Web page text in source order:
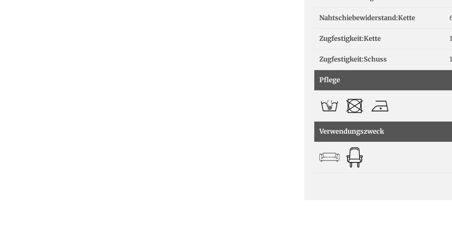
Nahtschiebewiderstand:Kette
Zugfestigkeit:Kette
Zugfestigkeit:Schuss
Pflege
Verwendungszweck